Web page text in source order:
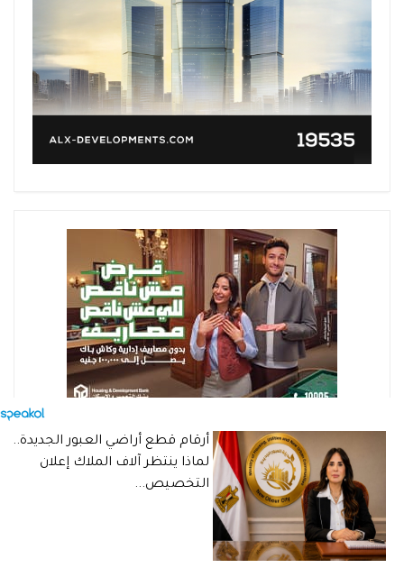
أرقام قطع أراضي العبور الجديدة..
لماذا ينتظر آلاف الملاك إعلان
التخصيص...